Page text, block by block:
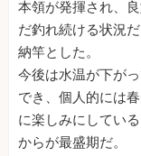
本領が発揮され、
だ釣れ続ける状況
納竿とした。
今後は水温が下が
でき、個人的には
に楽しみにしてい
からが最盛期だ。